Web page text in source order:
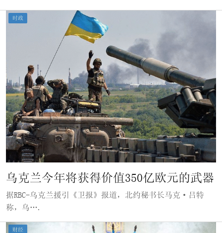
时政
乌克兰今年将获得价值350亿欧元的武器
据RBC-乌克兰援引《卫报》报道，北约秘书长马克·吕特
称，乌….
财经